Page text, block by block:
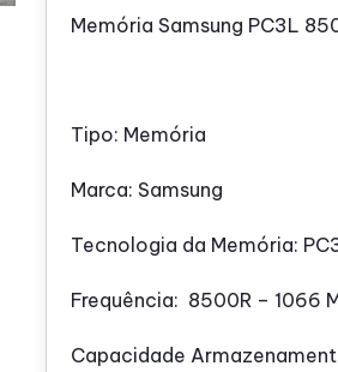
Memória Samsung PC3L
Tipo: Memória
Marca: Samsung
Tecnologia da Memória:
Frequência: 8500R – 1066
Capacidade